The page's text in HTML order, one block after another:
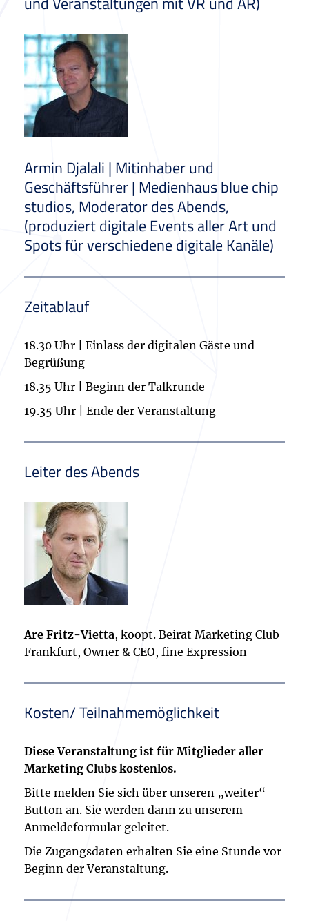
Armin Djalali | Mitinhaber und
Geschäftsführer | Medienhaus blue chip
studios, Moderator des Abends,
(produziert digitale Events aller Art und
Spots für verschiedene digitale Kanäle)
Zeitablauf
18.30 Uhr | Einlass der digitalen Gäste und
Begrüßung
18.35 Uhr | Beginn der Talkrunde
19.35 Uhr | Ende der Veranstaltung
Leiter des Abends
Are Fritz-Vietta, koopt. Beirat Marketing Club
Frankfurt, Owner & CEO, fine Expression
Kosten/ Teilnahmemöglichkeit
Diese Veranstaltung ist für Mitglieder aller
Marketing Clubs kostenlos.
Bitte melden Sie sich über unseren „weiter“-
Button an. Sie werden dann zu unserem
Anmeldeformular geleitet.
Die Zugangsdaten erhalten Sie eine Stunde vor
Beginn der Veranstaltung.